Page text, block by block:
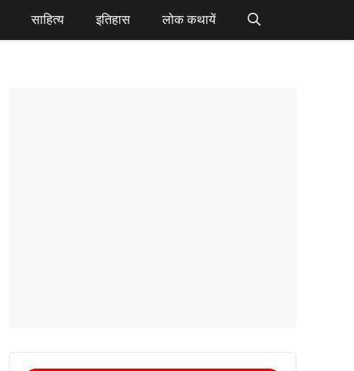
साहित्य इतिहास लोक कथायें